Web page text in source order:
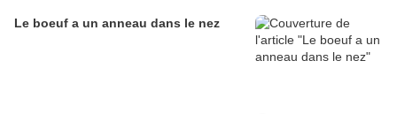
Le boeuf a un anneau dans le nez